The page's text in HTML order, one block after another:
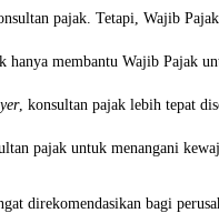
pajak. Tetapi, Wajib
membantu Wajib Pajak
, konsultan pajak lebih tepat
pajak untuk menangani
direkomendasikan bagi